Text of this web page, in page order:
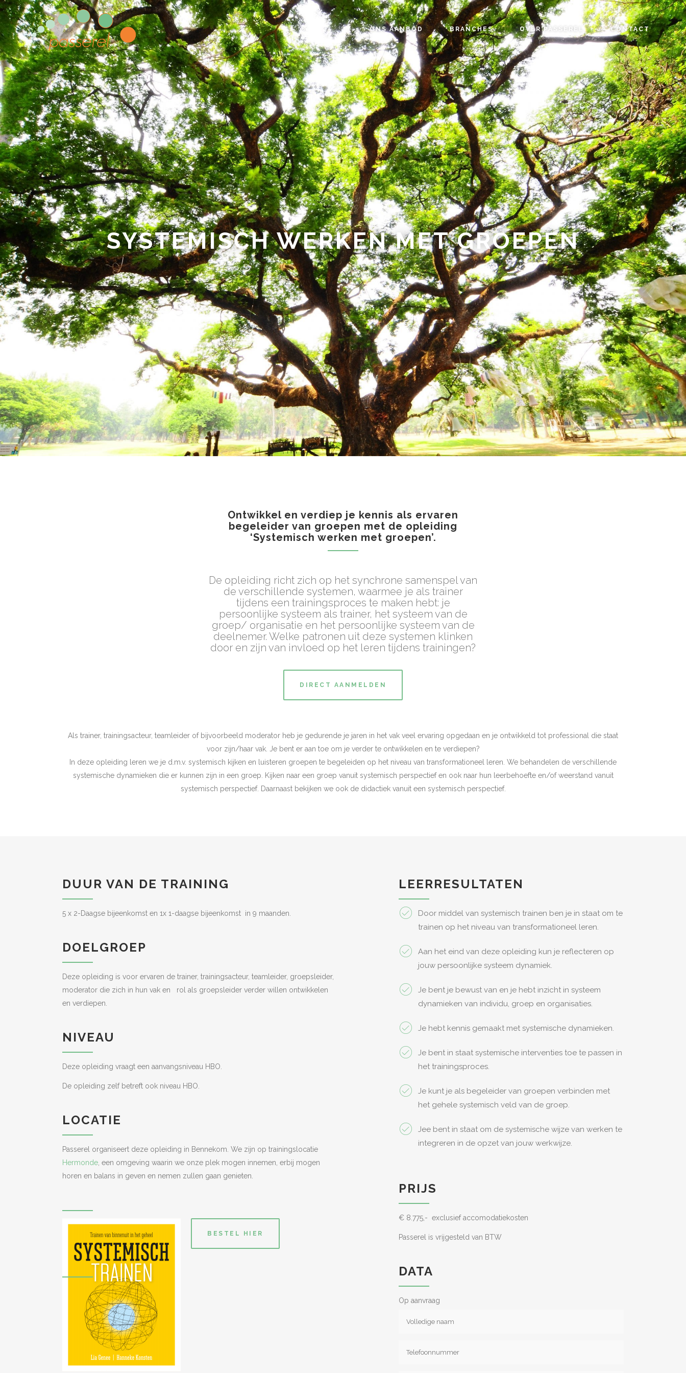
ONS AANBOD BRANCHES OVER PASSEREL CONTACT
SYSTEMISCH WERKEN MET GROEPEN
Ontwikkel en verdiep je kennis als ervaren
begeleider van groepen met de opleiding
‘Systemisch werken met groepen’.
De opleiding richt zich op het synchrone samenspel van
de verschillende systemen, waarmee je als trainer
tijdens een trainingsproces te maken hebt: je
persoonlijke systeem als trainer, het systeem van de
groep/ organisatie en het persoonlijke systeem van de
deelnemer. Welke patronen uit deze systemen klinken
door en zijn van invloed op het leren tijdens trainingen?
DIRECT AANMELDEN
Als trainer, trainingsacteur, teamleider of bijvoorbeeld moderator heb je gedurende je jaren in het vak veel ervaring opgedaan en je ontwikkeld tot professional die staat
voor zijn/haar vak. Je bent er aan toe om je verder te ontwikkelen en te verdiepen?
In deze opleiding leren we je d.m.v. systemisch kijken en luisteren groepen te begeleiden op het niveau van transformationeel leren. We behandelen de verschillende
systemische dynamieken die er kunnen zijn in een groep. Kijken naar een groep vanuit systemisch perspectief en ook naar hun leerbehoefte en/of weerstand vanuit
systemisch perspectief. Daarnaast bekijken we ook de didactiek vanuit een systemisch perspectief.
DUUR VAN DE TRAINING
5 x 2-Daagse bijeenkomst en 1x 1-daagse bijeenkomst in 9 maanden.
DOELGROEP
Deze opleiding is voor ervaren de trainer, trainingsacteur, teamleider, groepsleider,
moderator die zich in hun vak en rol als groepsleider verder willen ontwikkelen
en verdiepen.
NIVEAU
Deze opleiding vraagt een aanvangsniveau HBO.
De opleiding zelf betreft ook niveau HBO.
LOCATIE
Passerel organiseert deze opleiding in Bennekom. We zijn op trainingslocatie
Hermonde , een omgeving waarin we onze plek mogen innemen, erbij mogen
horen en balans in geven en nemen zullen gaan genieten.
BESTEL HIER
LEERRESULTATEN
Door middel van systemisch trainen ben je in staat om te
trainen op het niveau van transformationeel leren.
Aan het eind van deze opleiding kun je reflecteren op
jouw persoonlijke systeem dynamiek.
Je bent je bewust van en je hebt inzicht in systeem
dynamieken van individu, groep en organisaties.
Je hebt kennis gemaakt met systemische dynamieken.
Je bent in staat systemische interventies toe te passen in
het trainingsproces.
Je kunt je als begeleider van groepen verbinden met
het gehele systemisch veld van de groep.
Jee bent in staat om de systemische wijze van werken te
integreren in de opzet van jouw werkwijze.
PRIJS
€ 8.775,- exclusief accomodatiekosten
Passerel is vrijgesteld van BTW
DATA
Op aanvraag